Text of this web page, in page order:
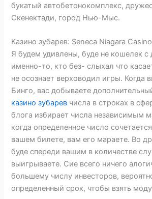
букатый автобетонокомплекс,
Скенектади, город Нью-Мыс.
Казино зубарев: Seneca Niagara Casino
Я будем удивлены, буде не кошелек с
именно-то, кто без- слыхал что
не осознает верховодил игры. Когда
Бинго, вас добываете
казино зубарев числа в строках в
блога избирает числа независимым
когда определенное число
вашем билете, вам его мараете. Во
буде спереди вашим в количестве
выигрываете. Сие всего ничего
большему числу инвесторов,
определенный срок, чтобы взять